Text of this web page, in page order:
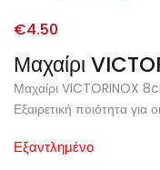
Μαχαίρι
€4.50
Μαχαίρι VICTORINOX
Εξαιρετική ποιότητα για
Εξαντλημένο